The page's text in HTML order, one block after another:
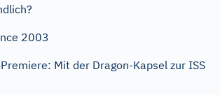
2003
Mit der Dragon-Kapsel zur ISS